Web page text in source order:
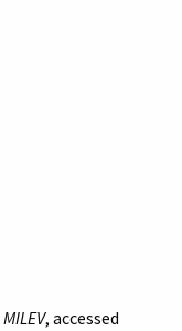
MILEV, accessed